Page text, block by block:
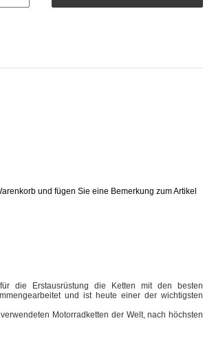
und fügen Sie eine Bemerkung zum Artikel
die Erstausrüstung die Ketten mit den besten
und ist heute einer der wichtigsten
Motorradketten der Welt, nach höchsten